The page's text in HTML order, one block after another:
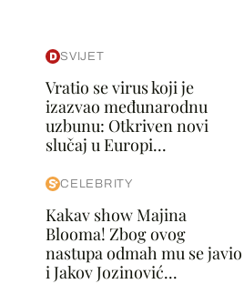
SVIJET
Vratio se virus koji je
izazvao međunarodnu
uzbunu: Otkriven novi
slučaj u Europi...
CELEBRITY
Kakav show Majina
Blooma! Zbog ovog
nastupa odmah mu se javio
i Jakov Jozinović...